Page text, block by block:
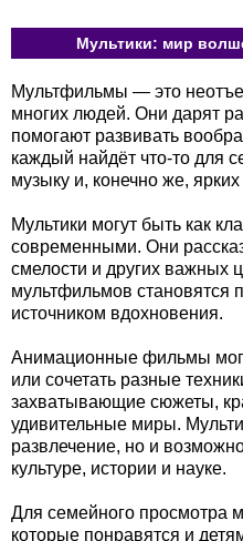
Мультики: мир
Мультфильмы — это
многих людей. Они дарят
помогают развивать
каждый найдёт что-то для
музыку и, конечно же,
Мультики могут быть как
современными. Они
смелости и других важных
мультфильмов становятся
источником вдохновения.
Анимационные фильмы
или сочетать разные
захватывающие сюжеты,
удивительные миры.
развлечение, но и
культуре, истории и науке.
Для семейного просмотра
которые понравятся и